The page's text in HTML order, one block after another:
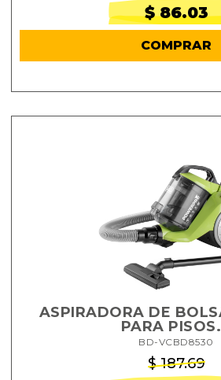
$ 86.03
COMPRAR
ASPIRADORA DE
PARA
BD-VCBD8530
$ 187.69